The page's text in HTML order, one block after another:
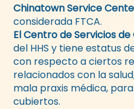
Chinatown Service
considerada FTCA.
El Centro de Servicios
del HHS y tiene estatus
con respecto a ciertos
relacionados con la
mala praxis médica,
cubiertos.